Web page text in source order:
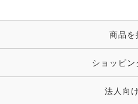
商品を
ショッピン
法人向